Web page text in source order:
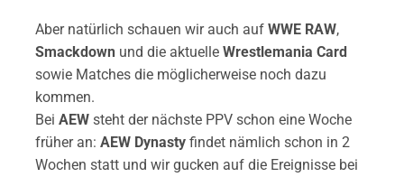
Aber natürlich schauen wir auch auf WWE RAW,
Smackdown und die aktuelle Wrestlemania Card
sowie Matches die möglicherweise noch dazu
kommen.
Bei AEWsteht der nächste PPV schon eine Woche
früher an: AEW Dynastyfindet nämlich schon in 2
Wochen statt und wir gucken auf die Ereignisse bei